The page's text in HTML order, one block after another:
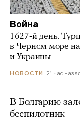
Война
1627-й день.
в Черном море на
и Украины
НОВОСТИ 21 час назад
В Болгарию
беспилотник